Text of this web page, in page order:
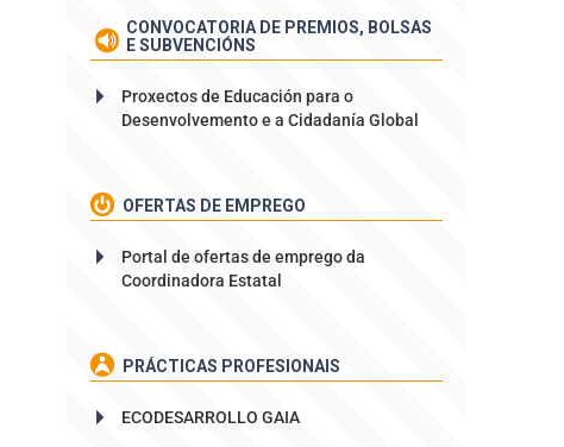
CONVOCATORIA DE PREMIOS, BOLSAS
E SUBVENCIÓNS
Proxectos de Educación para o
Desenvolvemento e a Cidadanía Global
OFERTAS DE EMPREGO
Portal de ofertas de emprego da
Coordinadora Estatal
PRÁCTICAS PROFESIONAIS
ECODESARROLLO GAIA